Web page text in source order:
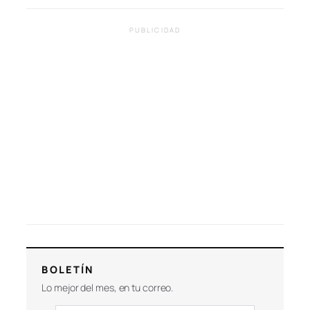
PUBLICIDAD
BOLETÍN
Lo mejor del mes, en tu correo.